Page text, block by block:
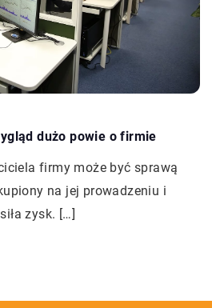
dużo powie o firmie
firmy może być sprawą
na jej prowadzeniu i
zysk. […]